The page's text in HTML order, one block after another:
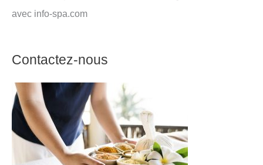
avec info-spa.com
Contactez-nous